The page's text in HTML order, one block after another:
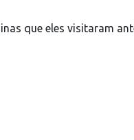
que eles visitaram